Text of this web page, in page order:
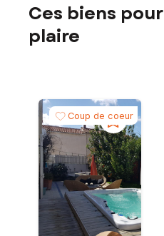
Ces biens
plaire
Coup de coeur